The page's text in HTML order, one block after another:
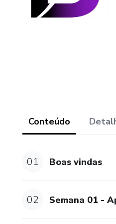
Conteúdo
01 Boas vindas
02 Semana 01 -